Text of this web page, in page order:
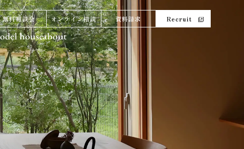
無料相談会 オンライン相談 資料請求 Recruit